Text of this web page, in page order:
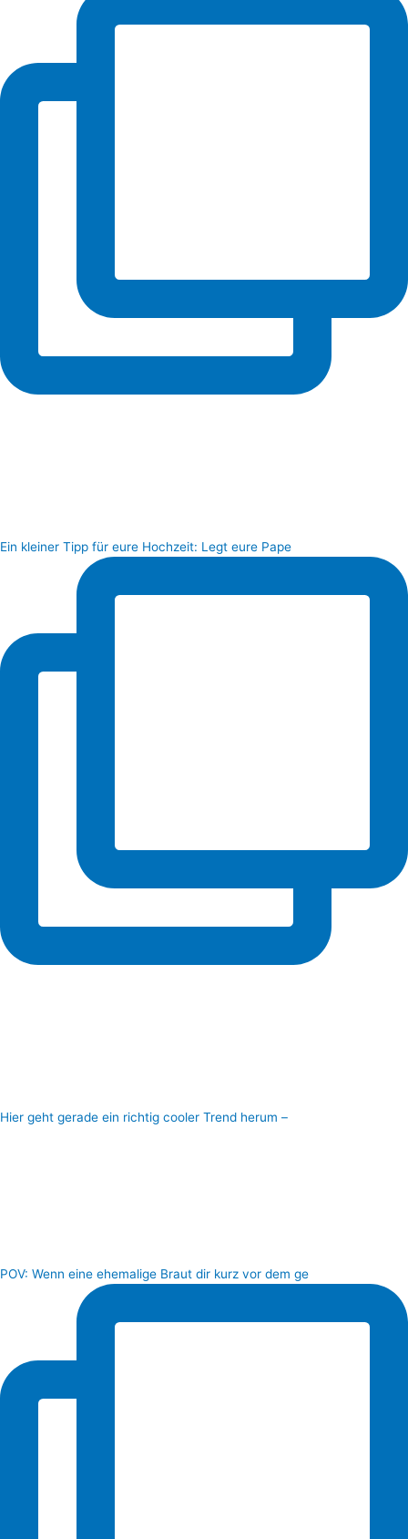
Ein kleiner Tipp für eure Hochzeit: Legt eure Pape
Hier geht gerade ein richtig cooler Trend herum –
POV: Wenn eine ehemalige Braut dir kurz vor dem ge